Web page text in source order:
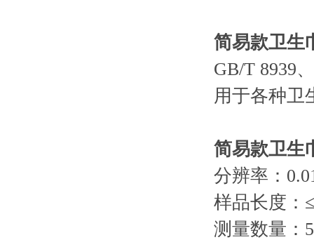
简易款卫生
GB/T 8939
用于各种卫
简易款卫生
分辨率：
样品长度：
测量数量：